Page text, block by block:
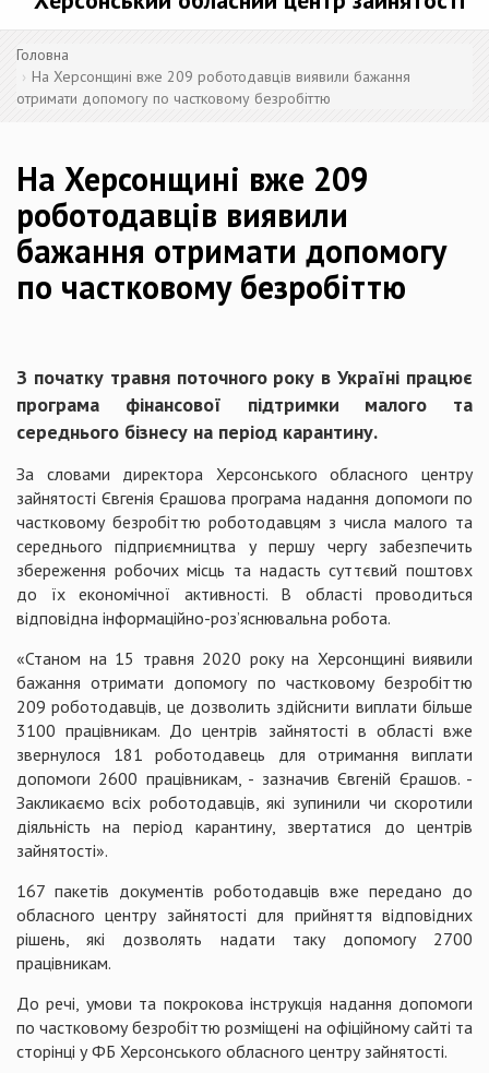
Головна
На Херсонщині вже 209 роботодавців виявили бажання
отримати допомогу по частковому безробіттю
На Херсонщині вже 209
роботодавців виявили
бажання отримати допомогу
по частковому безробіттю
З початку травня поточного року в Україні працює
програма фінансової підтримки малого та
середнього бізнесу на період карантину.
За словами директора Херсонського обласного центру
зайнятості Євгенія Єрашова програма надання допомоги по
частковому безробіттю роботодавцям з числа малого та
середнього підприємництва у першу чергу забезпечить
збереження робочих місць та надасть суттєвий поштовх
до їх економічної активності. В області проводиться
відповідна інформаційно-роз’яснювальна робота.
«Станом на 15 травня 2020 року на Херсонщині виявили
бажання отримати допомогу по частковому безробіттю
209 роботодавців, це дозволить здійснити виплати більше
3100 працівникам. До центрів зайнятості в області вже
звернулося 181 роботодавець для отримання виплати
допомоги 2600 працівникам, - зазначив Євгеній Єрашов. -
Закликаємо всіх роботодавців, які зупинили чи скоротили
діяльність на період карантину, звертатися до центрів
зайнятості».
167 пакетів документів роботодавців вже передано до
обласного центру зайнятості для прийняття відповідних
рішень, які дозволять надати таку допомогу 2700
працівникам.
До речі, умови та покрокова інструкція надання допомоги
по частковому безробіттю розміщені на офіційному сайті та
сторінці у ФБ Херсонського обласного центру зайнятості.